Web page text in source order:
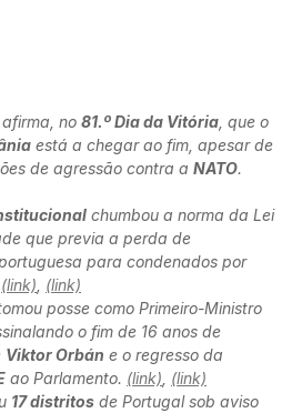
afirma, no 81.º Dia da Vitória , que o
está a chegar ao fim, apesar de
de agressão contra a NATO.
chumbou a norma da Lei
que previa a perda de
para condenados por
(link) (link)
posse como Primeiro-Ministro
o fim de 16 anos de
Viktor Orbán e o regresso da
ao Parlamento. (link) (link)
17 distritos de Portugal sob aviso